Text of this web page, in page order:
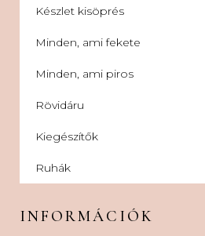
Készlet kisöprés
Minden, ami fekete
Minden, ami piros
Rövidáru
Kiegészítők
Ruhák
INFORMÁCIÓK